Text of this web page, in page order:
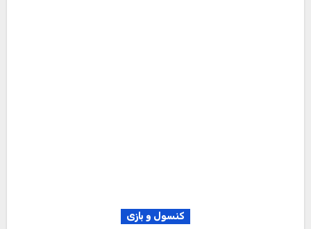
کنسول و بازی